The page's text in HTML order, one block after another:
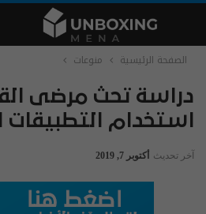
الصفحة الرئيسية منوعات
دراسة تحث مرضى
استخدام التطبيقات
آخر تحديث أكتوبر 7, 2019